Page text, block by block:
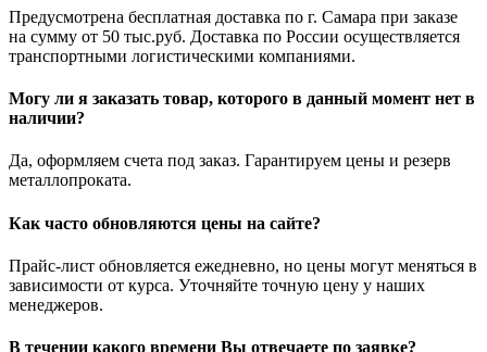
Предусмотрена бесплатная доставка по г. Самара при заказе
на сумму от 50 тыс.руб. Доставка по России осуществляется
транспортными логистическими компаниями.
Могу ли я заказать товар, которого в данный момент нет в
наличии?
Да, оформляем счета под заказ. Гарантируем цены и резерв
металлопроката.
Как часто обновляются цены на сайте?
Прайс-лист обновляется ежедневно, но цены могут меняться в
зависимости от курса. Уточняйте точную цену у наших
менеджеров.
В течении какого времени Вы отвечаете по заявке?